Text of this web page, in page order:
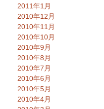
2011年1月
2010年12月
2010年11月
2010年10月
2010年9月
2010年8月
2010年7月
2010年6月
2010年5月
2010年4月